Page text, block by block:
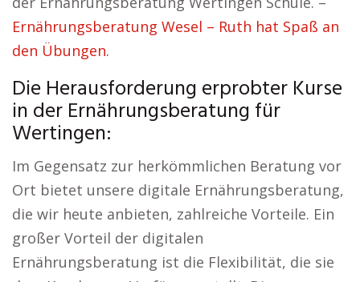
Ernährungsberatung Wesel – Ruth hat Spaß an
den Übungen.
Die Herausforderung erprobter Kurse
in der Ernährungsberatung für
Wertingen:
Im Gegensatz zur herkömmlichen Beratung vor
Ort bietet unsere digitale Ernährungsberatung,
die wir heute anbieten, zahlreiche Vorteile. Ein
großer Vorteil der digitalen
Ernährungsberatung ist die Flexibilität, die sie